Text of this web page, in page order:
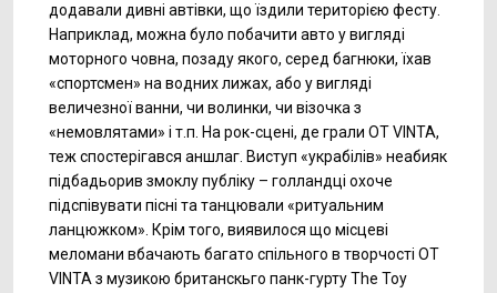
додавали дивні автівки, що їздили територією фесту.
Наприклад, можна було побачити авто у вигляді
моторного човна, позаду якого, серед багнюки, їхав
«спортсмен» на водних лижах, або у вигляді
величезної ванни, чи волинки, чи візочка з
«немовлятами» і т.п. На рок-сцені, де грали OT VINTA,
теж спостерігався аншлаг. Виступ «украбілів» неабияк
підбадьорив змоклу публіку – голландці охоче
підспівувати пісні та танцювали «ритуальним
ланцюжком». Крім того, виявилося що місцеві
меломани вбачають багато спільного в творчості OT
VINTA з музикою британскьго панк-гурту The Toy